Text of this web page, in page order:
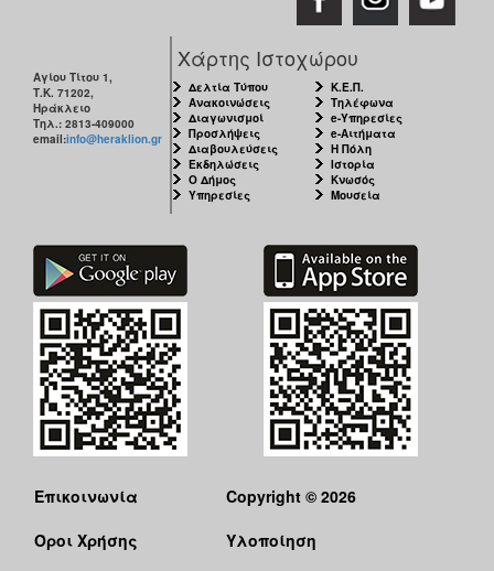
Αγίου Τίτου 1,
Τ.Κ. 71202,
Ηράκλειο
Τηλ.: 2813-409000
email:info@heraklion.gr
Χάρτης Ιστοχώρου
Δελτία Τύπου
Ανακοινώσεις
Διαγωνισμοί
Προσλήψεις
Διαβουλεύσεις
Εκδηλώσεις
Ο Δήμος
Υπηρεσίες
Κ.Ε.Π.
Τηλέφωνα
e-Υπηρεσίες
e-Αιτήματα
Η Πόλη
Ιστορία
Κνωσός
Μουσεία
Επικοινωνία
Όροι Χρήσης
Copyright © 2026
Υλοποίηση